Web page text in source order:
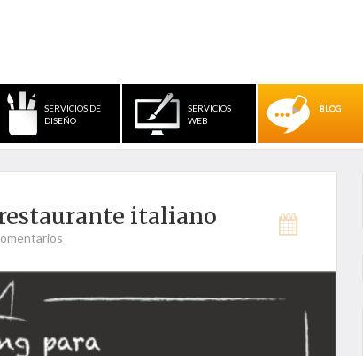
SERVICIOS DE
DISEÑO
SERVICIOS
WEB
BLOG
italiano